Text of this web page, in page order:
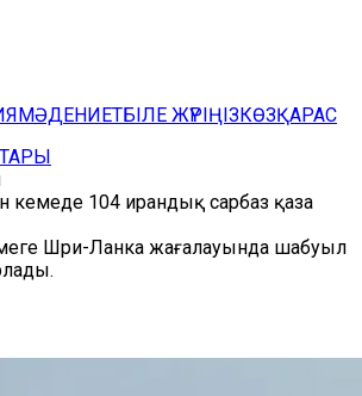
МӘДЕНИЕТБІЛЕ ЖҮРІҢІЗКӨЗҚАРАС
104 ирандық сарбаз қаза
Шри-Ланка жағалауында шабуыл